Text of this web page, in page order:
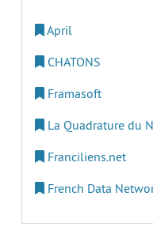
April
CHATONS
Framasoft
La Quadrature du
Franciliens.net
French Data